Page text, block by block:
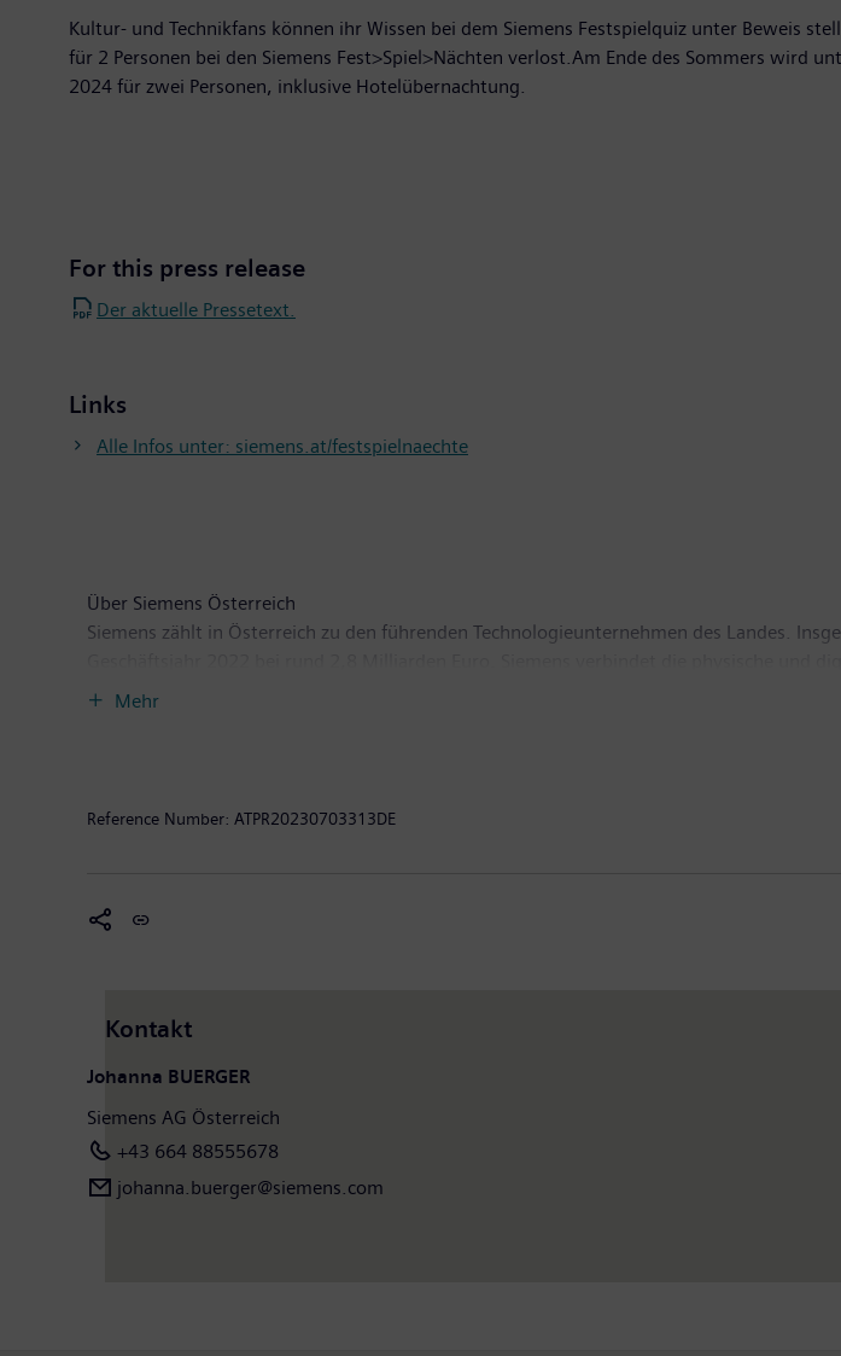
Kultur- und Technikfans können ihr Wissen bei dem Siemens Festspielquiz unter Beweis
für 2 Personen bei den Siemens Fest>Spiel>Nächten verlost.Am Ende des Sommers wird
2024 für zwei Personen, inklusive Hotelübernachtung.
For this press release
Der aktuelle Pressetext.
Links
Alle Infos unter: siemens.at/festspielnaechte
Über Siemens Österreich
Siemens zählt in Österreich zu den führenden Technologieunternehmen des Landes.
zu erzielen. Das Unternehmen setzt schwerpunktmäßig auf die Gebiete intelligente
Millionen Euro. Siemens Österreich hat die Geschäftsverantwortung für den
Mehr
Reference Number: ATPR20230703313DE
Kontakt
Johanna BUERGER
Siemens AG Österreich
+43 664 88555678
johanna.buerger@siemens.com